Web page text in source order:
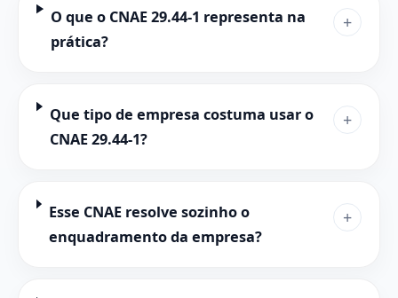
O que o CNAE 29.44-1 representa na
prática?
+
Que tipo de empresa costuma usar o
CNAE 29.44-1?
+
Esse CNAE resolve sozinho o
enquadramento da empresa?
+